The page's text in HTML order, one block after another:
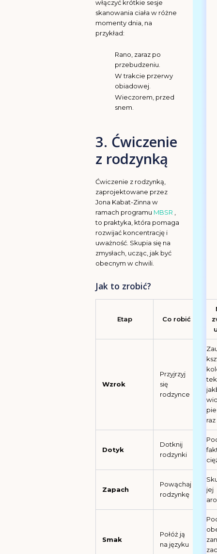
włączyć krótkie sesje
skanowania ciała w różne
momenty dnia, na
przykład:
Rano, zaraz po
przebudzeniu.
W trakcie przerwy
obiadowej.
Wieczorem, przed
snem.
3. Ćwiczenie
z rodzynką
Ćwiczenie z rodzynką,
zaprojektowane przez
Jona Kabat-Zinna w
ramach programu MBSR
to praktyka, która pomaga
rozwijać koncentrację i
uważność. Skupia się na
zmysłach, ucząc, jak być
obecnym w chwili.
Jak to zrobić?
Etap Co robić
Wzrok
Przyjrzyj
się
rodzynce
raz
Dotyk
Dotknij
rodzynki
Zapach
Powąchaj
rodzynkę
jej
Smak
Połóż ją
na języku